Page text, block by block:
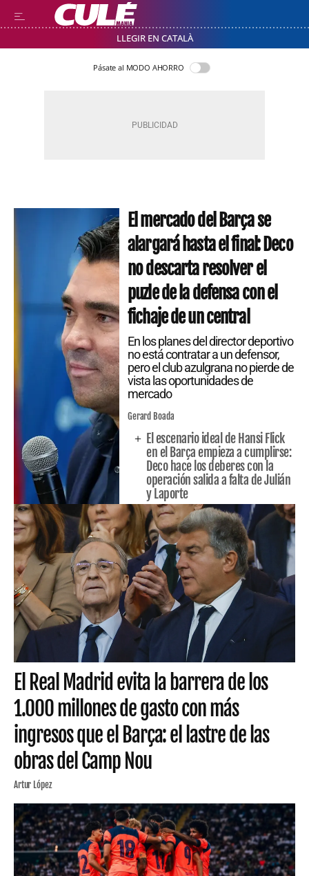
LLEGIR EN CATALÀ
Pásate al MODO AHORRO
El mercado del Barça se
alargará hasta el final: Deco
no descarta resolver el
puzle de la defensa con el
fichaje de un central
En los planes del director deportivo
no está contratar a un defensor,
pero el club azulgrana no pierde de
vista las oportunidades de
mercado
Gerard Boada
El escenario ideal de Hansi Flick
en el Barça empieza a cumplirse:
Deco hace los deberes con la
operación salida a falta de Julián
y Laporte
El Real Madrid evita la barrera de los
1.000 millones de gasto con más
ingresos que el Barça: el lastre de las
obras del Camp Nou
Artur López